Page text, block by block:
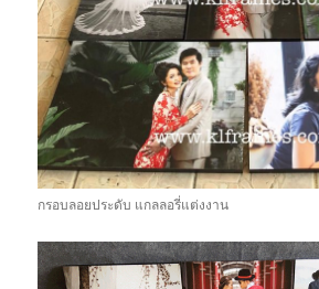
กรอบลอยประดับ แกลลอรี่แต่งงาน